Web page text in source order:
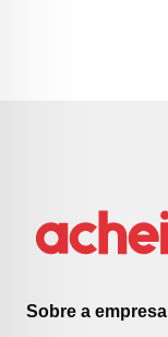
Sobre a empresa